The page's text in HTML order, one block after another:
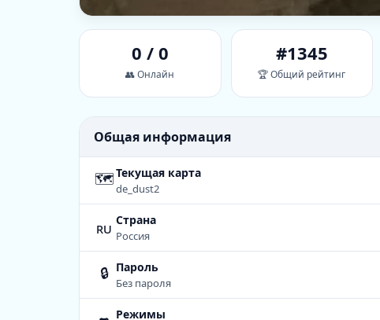
0 / 0
👥 Онлайн
#1345
🏆 Общий рейтинг
Общая информация
🗺Текущая карта
de_dust2
ru Страна
Россия
🔒 Пароль
Без пароля
Режимы